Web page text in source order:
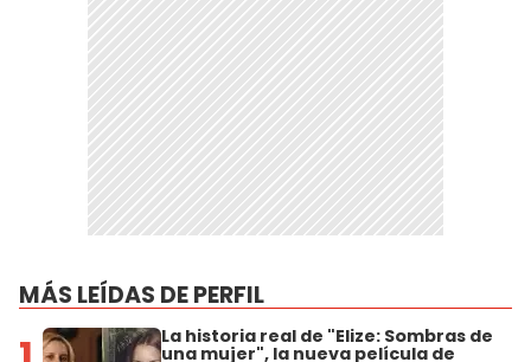
MÁS LEÍDAS DE PERFIL
La historia real de "Elize: Sombras de
una mujer", la nueva película de